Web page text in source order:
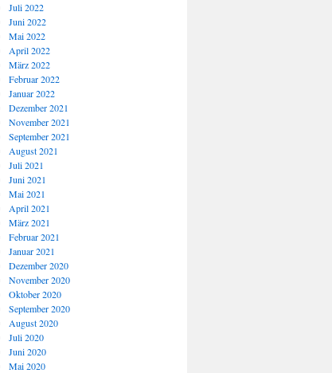
Juli 2022
Juni 2022
Mai 2022
April 2022
März 2022
Februar 2022
Januar 2022
Dezember 2021
November 2021
September 2021
August 2021
Juli 2021
Juni 2021
Mai 2021
April 2021
März 2021
Februar 2021
Januar 2021
Dezember 2020
November 2020
Oktober 2020
September 2020
August 2020
Juli 2020
Juni 2020
Mai 2020